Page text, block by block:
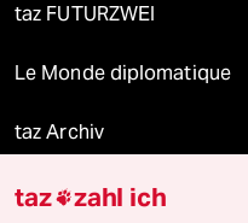
taz FUTURZWEI
Le Monde diplomatique
taz Archiv
taz zahl ich